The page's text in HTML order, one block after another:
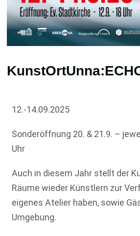
12.-14.09.2025
Sonderöffnung 20. & 21.9. –
Uhr
Auch in diesem Jahr stellt der
Räume wieder Künstlern zur
eigenes Atelier haben, sowie
Umgebung.